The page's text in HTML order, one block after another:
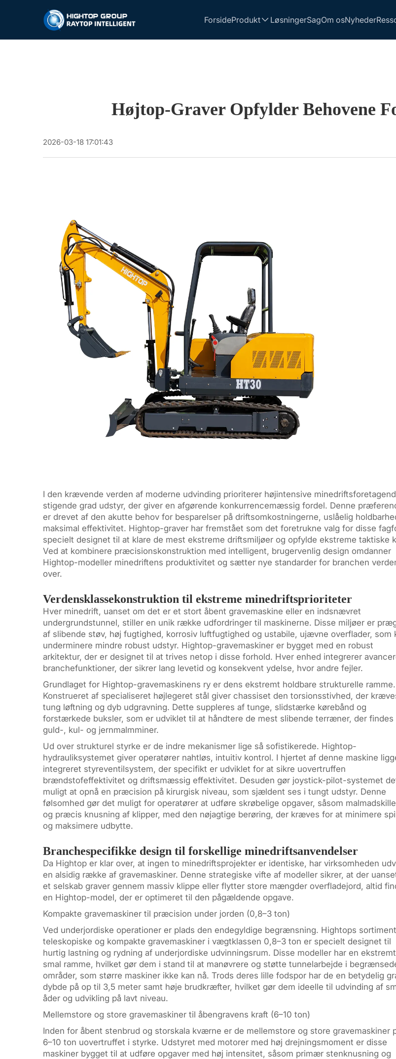
ForsideProdukt LøsningerSagOm osNyheder
Højtop-Graver Opfylder Behovene
2026-03-18 17:01:43
I den krævende verden af moderne udvinding prioriterer højintensive
stigende grad udstyr, der giver en afgørende konkurrencemæssig fordel. Denne
er drevet af den akutte behov for besparelser på driftsomkostningerne, uslåelig
maksimal effektivitet. Hightop-graver har fremstået som det foretrukne valg for disse
specielt designet til at klare de mest ekstreme driftsmiljøer og opfylde ekstreme taktiske
Ved at kombinere præcisionskonstruktion med intelligent, brugervenlig design omdanner
Hightop-modeller minedriftens produktivitet og sætter nye standarder for branchen
over.
Verdensklassekonstruktion til ekstreme minedriftsprioriteter
Hver minedrift, uanset om det er et stort åbent gravemaskine eller en indsnævret
undergrundstunnel, stiller en unik række udfordringer til maskinerne. Disse miljøer er
af slibende støv, høj fugtighed, korrosiv luftfugtighed og ustabile, ujævne overflader, som
underminere mindre robust udstyr. Hightop-gravemaskiner er bygget med en robust
arkitektur, der er designet til at trives netop i disse forhold. Hver enhed integrerer
branchefunktioner, der sikrer lang levetid og konsekvent ydelse, hvor andre fejler.
Grundlaget for Hightop-gravemaskinens ry er dens ekstremt holdbare strukturelle ramme.
Konstrueret af specialiseret højlegeret stål giver chassiset den torsionsstivhed, der
tung løftning og dyb udgravning. Dette suppleres af tunge, slidstærke kørebånd og
forstærkede buksler, som er udviklet til at håndtere de mest slibende terræner, der findes
guld-, kul- og jernmalmminer.
Ud over strukturel styrke er de indre mekanismer lige så sofistikerede. Hightop-
hydrauliksystemet giver operatører nahtløs, intuitiv kontrol. I hjertet af denne maskine
integreret styreventilsystem, der specifikt er udviklet for at sikre uovertruffen
brændstofeffektivitet og driftsmæssig effektivitet. Desuden gør joystick-pilot-systemet
muligt at opnå en præcision på kirurgisk niveau, som sjældent ses i tungt udstyr. Denne
følsomhed gør det muligt for operatører at udføre skrøbelige opgaver, såsom
og præcis knusning af klipper, med den nøjagtige berøring, der kræves for at minimere
og maksimere udbytte.
Branchespecifikke design til forskellige minedriftsanvendelser
Da Hightop er klar over, at ingen to minedriftsprojekter er identiske, har virksomheden
en alsidig række af gravemaskiner. Denne strategiske vifte af modeller sikrer, at der
et selskab graver gennem massiv klippe eller flytter store mængder overfladejord, altid
en Hightop-model, der er optimeret til den pågældende opgave.
Kompakte gravemaskiner til præcision under jorden (0,8–3 ton)
Ved underjordiske operationer er plads den endegyldige begrænsning. Hightops
teleskopiske og kompakte gravemaskiner i vægtklassen 0,8–3 ton er specielt designet til
hurtig lastning og rydning af underjordiske udvinningsrum. Disse modeller har en ekstremt
smal ramme, hvilket gør dem i stand til at manøvrere og støtte tunnelarbejde i
områder, som større maskiner ikke kan nå. Trods deres lille fodspor har de en betydelig
dybde på op til 3,5 meter samt høje brudkræfter, hvilket gør dem ideelle til udvinding af
åder og udvikling på lavt niveau.
Mellemstore og store gravemaskiner til åbengravens kraft (6–10 ton)
Inden for åbent stenbrud og storskala kværne er de mellemstore og store gravemaskiner
6–10 ton uovertruffet i styrke. Udstyret med motorer med høj drejningsmoment er disse
maskiner bygget til at udføre opgaver med høj intensitet, såsom primær stenknusning og